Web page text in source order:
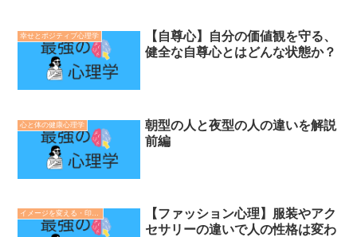
幸せとポジティブ心理学
【自尊心】自分の価値観を守る、
健全な自尊心とはどんな状態か？
心と体の健康心理学
朝型の人と夜型の人の違いを解説
前編
【ファッション心理】服装やアク
セサリーの違いで人の性格は変わ